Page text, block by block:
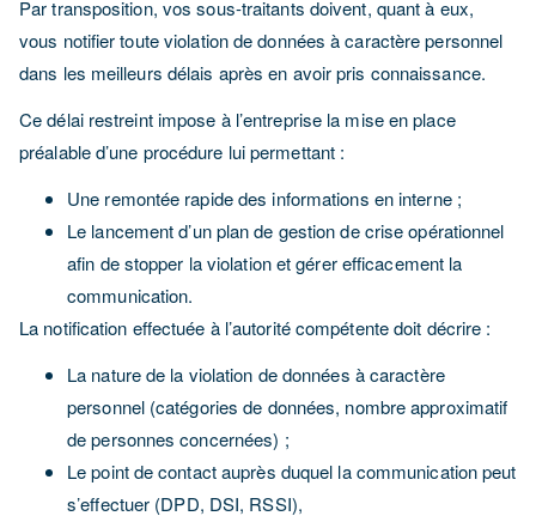
Par transposition, vos sous-traitants doivent, quant à eux,
vous notifier toute violation de données à caractère personnel
dans les meilleurs délais après en avoir pris connaissance.
Ce délai restreint impose à l’entreprise la mise en place
préalable d’une procédure lui permettant :
Une remontée rapide des informations en interne ;
Le lancement d’un plan de gestion de crise opérationnel
afin de stopper la violation et gérer efficacement la
communication.
La notification effectuée à l’autorité compétente doit décrire :
La nature de la violation de données à caractère
personnel (catégories de données, nombre approximatif
de personnes concernées) ;
Le point de contact auprès duquel la communication peut
s’effectuer (DPD, DSI, RSSI),